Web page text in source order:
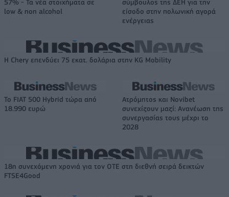
57% - Τα νέα στοιχήματα σε
low & non alcohol
σύμβουλος της ΔΕΗ για την
είσοδο στην πολωνική αγορά
ενέργειας
Η Chery επενδύει 75 εκατ. δολάρια στην KG Mobility
Το FIAT 500 Hybrid τώρα από
18.990 ευρώ
Ατρόμητος και Novibet
συνεχίζουν μαζί: Ανανέωση της
συνεργασίας τους μέχρι το
2028
18η συνεχόμενη χρονιά για τον ΟΤΕ στη διεθνή σειρά δεικτών
FTSE4Good